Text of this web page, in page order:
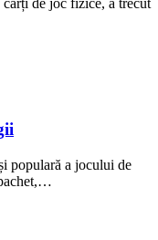
populară a jocului de